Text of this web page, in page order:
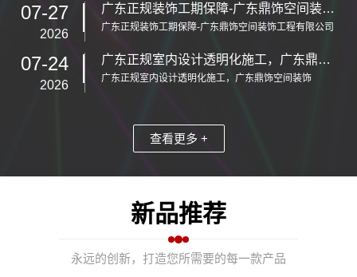
07-27
2026
广东正规装饰工期保障-广东鼎饰空间装饰工程有限公司
广东正规装饰工期保障-广东鼎饰空间装饰工程有限公司
07-24
2026
广东正规室内设计透明化施工，广东鼎饰空间装饰
广东正规室内设计透明化施工，广东鼎饰空间装饰
查看更多 +
新品推荐
永远的创新，打造您所需要的每一款产品